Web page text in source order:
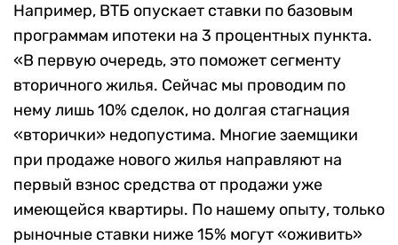
Например, ВТБ опускает ставки по базовым
программам ипотеки на 3 процентных пункта.
«В первую очередь, это поможет сегменту
вторичного жилья. Сейчас мы проводим по
нему лишь 10% сделок, но долгая стагнация
«вторички» недопустима. Многие заемщики
при продаже нового жилья направляют на
первый взнос средства от продажи уже
имеющейся квартиры. По нашему опыту, только
рыночные ставки ниже 15% могут «оживить»